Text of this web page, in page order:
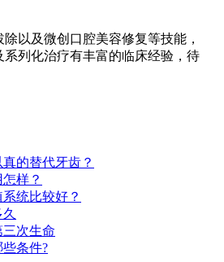
以及微创口腔美容修复等技能，
系列化治疗有丰富的临床经验，待
的替代牙齿？
样？
统比较好？
三次生命
条件?